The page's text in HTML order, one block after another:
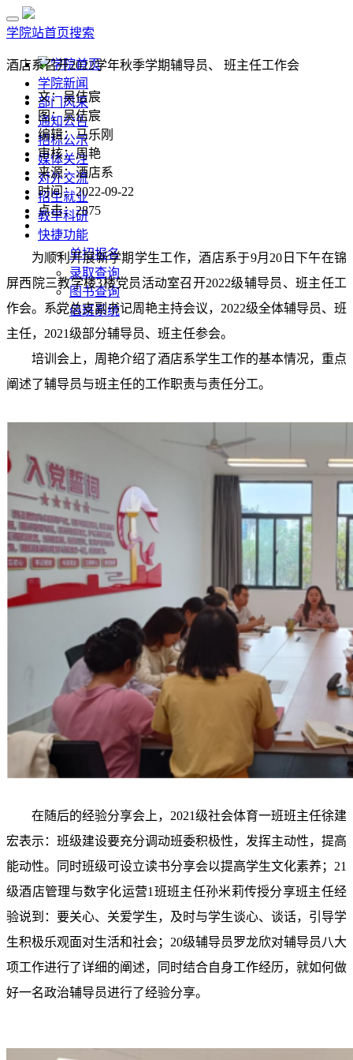
学院站首页搜索
学院首页
学院新闻
部门风采
通知公告
招标公示
媒体关注
对外交流
招生就业
教学科研
快捷功能
单招报名
录取查询
图书查询
值班系统
酒店系召开2022学年秋季学期辅导员、 班主任工作会
文：吴佶宸
图：吴佶宸
编辑：马乐刚
审核：周艳
来源：酒店系
时间：2022-09-22
点击：2875
为顺利开展新学期学生工作，酒店系于9月 20 日下午在锦
屏西院三教学楼3楼党员活动室召开2022级辅导员、班主任工
作会。系党总支副书记周艳主持会议， 2022级全体辅导员、班
主任， 2021级部分辅导员、班主任参会。
培训会上，周艳介绍了酒店系学生工作的基本情况，重点
阐述了辅导员与班主任的工作职责与责任分工。
在随后的经验分享会上， 2021级社会体育一班班主任徐建
宏表示：班级建设要充分调动班委积极性，发挥主动性，提高
能动性。同时班级可设立读书分享会以提高学生文化素养； 21
级酒店管理与数字化运营1 班班主任孙米莉传授分享班主任经
验说到：要关心、关爱学生，及时与学生谈心、谈话，引导学
生积极乐观面对生活和社会； 20级辅导员罗龙欣对辅导员八大
项工作进行了详细的阐述，同时结合自身工作经历，就如何做
好一名政治辅导员进行了经验分享。